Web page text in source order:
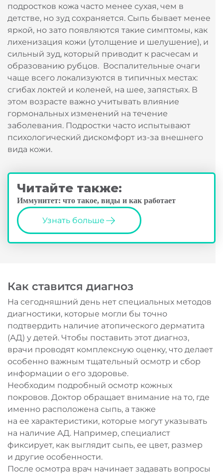
подростков кожа часто менее сухая, чем в
детстве, но зуд сохраняется. Сыпь бывает менее
яркой, но зато появляются такие симптомы, как
лихенизация кожи (утолщение и шелушение), и
сильный зуд, который приводит к расчесам и
образованию рубцов. Воспалительные очаги
чаще всего локализуются в типичных местах:
сгибах локтей и коленей, на шее, запястьях. В
этом возрасте важно учитывать влияние
гормональных изменений на течение
заболевания. Подростки часто испытывают
психологический дискомфорт из-за внешнего
вида кожи.
Читайте также:
Иммунитет: что такое, виды и как работает
Узнать больше
Как ставится диагноз
На сегодняшний день нет специальных методов
диагностики, которые могли бы точно
подтвердить наличие атопического дерматита
(АД) у детей. Чтобы поставить этот диагноз,
врачи проводят комплексную оценку, что делает
особенно важным тщательный осмотр и сбор
информации о его здоровье.
Необходим подробный осмотр кожных
покровов. Доктор обращает внимание на то, где
именно расположена сыпь, а также
на ее характеристики, которые могут указывать
на наличие АД. Например, специалист
фиксирует, как выглядит сыпь, ее цвет, размер
и другие особенности.
После осмотра врач начинает задавать вопросы